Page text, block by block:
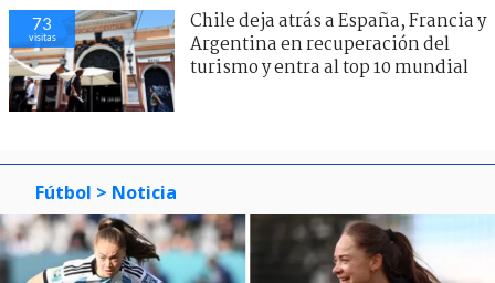
73
visitas
Chile deja atrás a España, Francia y
Argentina en recuperación del
turismo y entra al top 10 mundial
Fútbol > Noticia